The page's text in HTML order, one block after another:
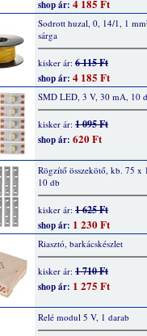
shop ár: 4 185 Ft
Sodrott huzal, 0, 14/1, 1
sárga
kisker ár: 6 115 Ft
shop ár: 4 185 Ft
SMD LED, 3 V, 30 mA, 10
kisker ár: 1 095 Ft
shop ár: 620 Ft
Rögzítő összekötő, kb. 75 x
10 db
kisker ár: 1 625 Ft
shop ár: 1 230 Ft
Riasztó, barkácskészlet
kisker ár: 1 710 Ft
shop ár: 1 275 Ft
Relé modul 5 V, 1 darab